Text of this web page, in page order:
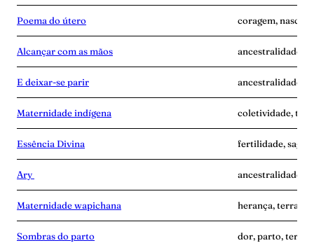
Poema do útero coragem,
Alcançar com as mãos ancestralidade,
E deixar-se parir ancestralidade,
Maternidade indígena coletividade,
Essência Divina fertilidade,
Ary ancestralidade,
Maternidade wapichana herança, terra-
Sombras do parto dor, parto, terra-